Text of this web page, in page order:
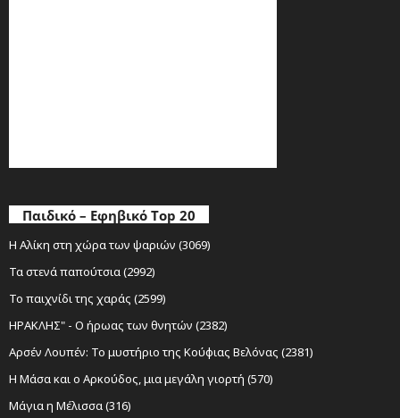
Παιδικό – Εφηβικό Top 20
Η Αλίκη στη χώρα των ψαριών (3069)
Τα στενά παπούτσια (2992)
Το παιχνίδι της χαράς (2599)
ΗΡΑΚΛΗΣ" - Ο ήρωας των θνητών (2382)
Αρσέν Λουπέν: Το μυστήριο της Κούφιας Βελόνας (2381)
Η Μάσα και ο Αρκούδος, μια μεγάλη γιορτή (570)
Μάγια η Μέλισσα (316)